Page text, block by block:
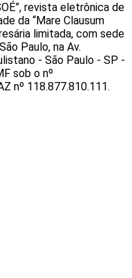
revista eletrônica de
da “Mare Clausum
limitada, com sede
Paulo, na Av.
- São Paulo - SP -
sob o nº
nº 118.877.810.111.